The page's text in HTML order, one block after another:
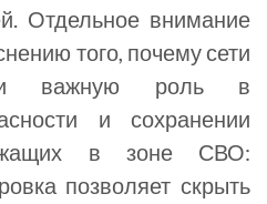
Отдельное внимание
того, почему сети
важную роль в
и сохранении
в зоне СВО:
позволяет скрыть